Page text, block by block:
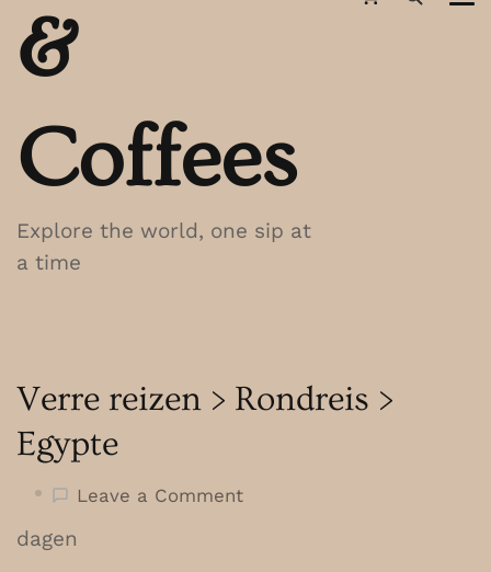
&
Coffees
Explore the world, one sip at
a time
Verre reizen > Rondreis >
Egypte
Leave a Commenton
dagen